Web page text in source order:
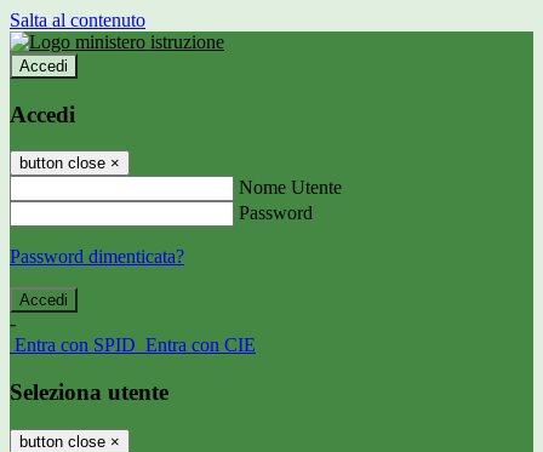
Salta al contenuto
Accedi
Accedi
button close ×
Nome Utente
Password
Password dimenticata?
-
Entra con SPID Entra con CIE
Seleziona utente
button close ×